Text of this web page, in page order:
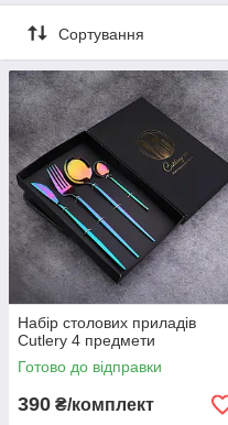
Сортування
Набір столових приладів
Сutlery 4 предмети
Готово до відправки
390 ₴/комплект